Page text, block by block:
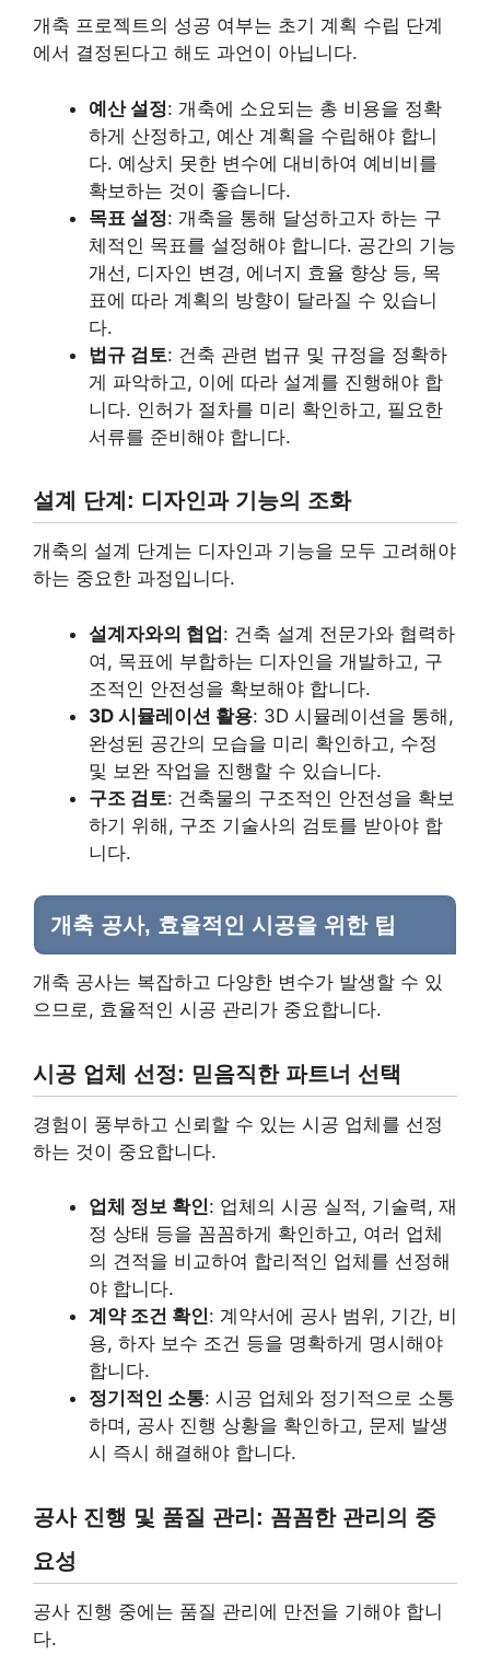
개축 프로젝트의 성공 여부는 초기 계획 수립 단계
에서 결정된다고 해도 과언이 아닙니다.
예산 설정: 개축에 소요되는 총 비용을 정확
하게 산정하고, 예산 계획을 수립해야 합니
다. 예상치 못한 변수에 대비하여 예비비를
확보하는 것이 좋습니다.
목표 설정: 개축을 통해 달성하고자 하는 구
체적인 목표를 설정해야 합니다. 공간의 기능
개선, 디자인 변경, 에너지 효율 향상 등, 목
표에 따라 계획의 방향이 달라질 수 있습니
다.
법규 검토: 건축 관련 법규 및 규정을 정확하
게 파악하고, 이에 따라 설계를 진행해야 합
니다. 인허가 절차를 미리 확인하고, 필요한
서류를 준비해야 합니다.
설계 단계: 디자인과 기능의 조화
개축의 설계 단계는 디자인과 기능을 모두 고려해야
하는 중요한 과정입니다.
설계자와의 협업: 건축 설계 전문가와 협력하
여, 목표에 부합하는 디자인을 개발하고, 구
조적인 안전성을 확보해야 합니다.
3D 시뮬레이션 활용: 3D 시뮬레이션을 통해,
완성된 공간의 모습을 미리 확인하고, 수정
및 보완 작업을 진행할 수 있습니다.
구조 검토: 건축물의 구조적인 안전성을 확보
하기 위해, 구조 기술사의 검토를 받아야 합
니다.
개축 공사, 효율적인 시공을 위한 팁
개축 공사는 복잡하고 다양한 변수가 발생할 수 있
으므로, 효율적인 시공 관리가 중요합니다.
시공 업체 선정: 믿음직한 파트너 선택
경험이 풍부하고 신뢰할 수 있는 시공 업체를 선정
하는 것이 중요합니다.
업체 정보 확인: 업체의 시공 실적, 기술력, 재
정 상태 등을 꼼꼼하게 확인하고, 여러 업체
의 견적을 비교하여 합리적인 업체를 선정해
야 합니다.
계약 조건 확인: 계약서에 공사 범위, 기간, 비
용, 하자 보수 조건 등을 명확하게 명시해야
합니다.
정기적인 소통: 시공 업체와 정기적으로 소통
하며, 공사 진행 상황을 확인하고, 문제 발생
시 즉시 해결해야 합니다.
공사 진행 및 품질 관리: 꼼꼼한 관리의 중
요성
공사 진행 중에는 품질 관리에 만전을 기해야 합니
다.